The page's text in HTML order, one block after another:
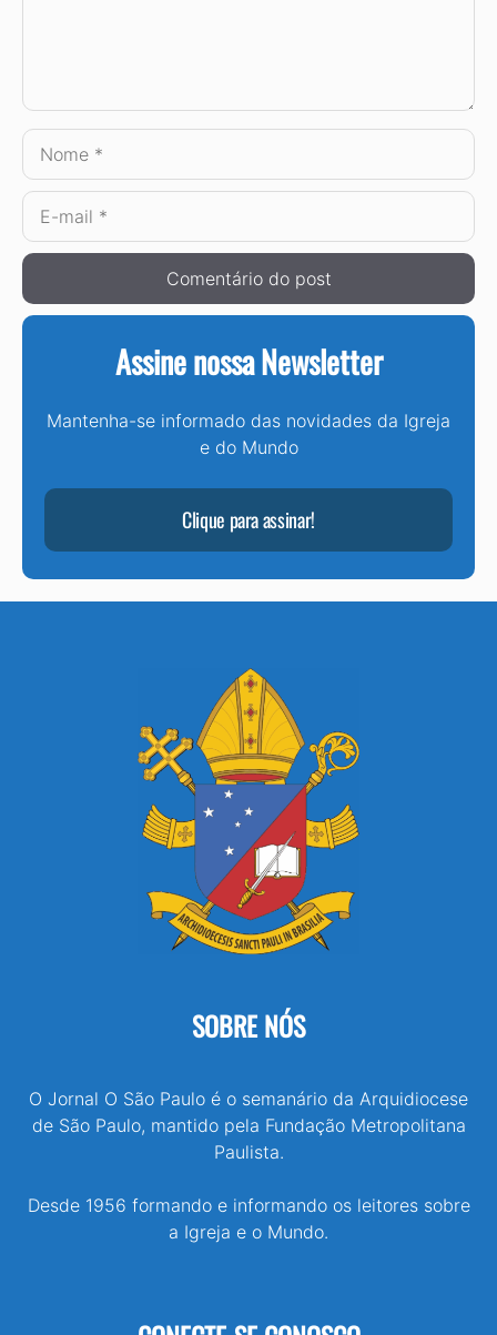
Nome
E-
mail
Assine nossa Newsletter
Mantenha-se informado das novidades da Igreja
e do Mundo
Clique para assinar!
SOBRE NÓS
O Jornal O São Paulo é o semanário da Arquidiocese
de São Paulo, mantido pela Fundação Metropolitana
Paulista.
Desde 1956 formando e informando os leitores sobre
a Igreja e o Mundo.